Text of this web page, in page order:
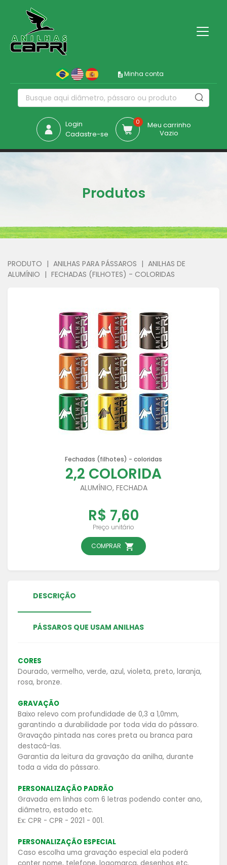
Minha conta
Login
Cadastre-se
0
Meu carrinho
Vazio
Produtos
PRODUTO | ANILHAS PARA PÁSSAROS | ANILHAS DE
ALUMÍNIO | FECHADAS (FILHOTES) - COLORIDAS
Fechadas (filhotes) - coloridas
2,2 COLORIDA
ALUMÍNIO, FECHADA
R$ 7,60
Preço unitário
COMPRAR
DESCRIÇÃO
PÁSSAROS QUE USAM ANILHAS
CORES
Dourado, vermelho, verde, azul, violeta, preto, laranja,
rosa, bronze.
GRAVAÇÃO
Baixo relevo com profundidade de 0,3 a 1,0mm,
garantindo a durabilidade por toda vida do pássaro.
Gravação pintada nas cores preta ou branca para
destacá-las.
Garantia da leitura da gravação da anilha, durante
toda a vida do pássaro.
PERSONALIZAÇÃO PADRÃO
Gravada em linhas com 6 letras podendo conter ano,
diâmetro, estado etc.
Ex: CPR - CPR - 2021 - 001.
PERSONALIZAÇÃO ESPECIAL
Caso escolha uma gravação especial ela poderá